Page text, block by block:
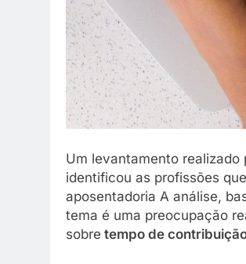
Um levantamento realizado
identificou as profissões
aposentadoria A análise,
tema é uma preocupação
sobre tempo de